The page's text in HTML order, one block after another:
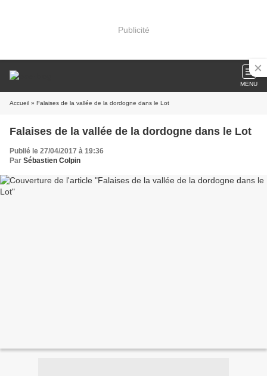
Publicité
MENU
Accueil » Falaises de la vallée de la dordogne dans le Lot
Falaises de la vallée de la dordogne dans le Lot
Publié le 27/04/2017 à 19:36
Par Sébastien Colpin